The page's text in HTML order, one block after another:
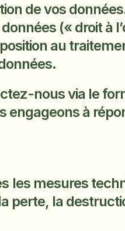
de vos
(« droit à
au
nous via le
engageons à
les mesures
perte, la